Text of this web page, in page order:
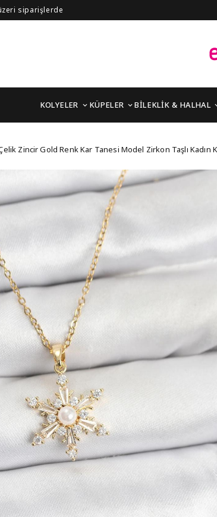
siparişlerde
KOLYELER KÜPELER BİLEKLİK & HALHAL
Gold Renk Kar
Zincir Gold Renk Kar Tanesi Model Zirkon Taşlı Kadın